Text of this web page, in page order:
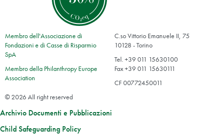
Membro dell'Associazione di
Fondazioni e di Casse di Risparmio
SpA
Membro della Philanthropy Europe
Association
C.so Vittorio Emanuele II, 75
10128 - Torino
Tel. +39 011 15630100
Fax +39 011 15630111
CF 00772450011
© 2026 All right reserved
Archivio Documenti e Pubblicazioni
Child Safeguarding Policy